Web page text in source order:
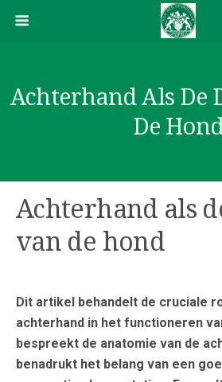
Achterhand Als De
De
Achterhand als
van de hond
Dit artikel behandelt de cruciale
achterhand in het functioneren
bespreekt de anatomie van de
benadrukt het belang van een